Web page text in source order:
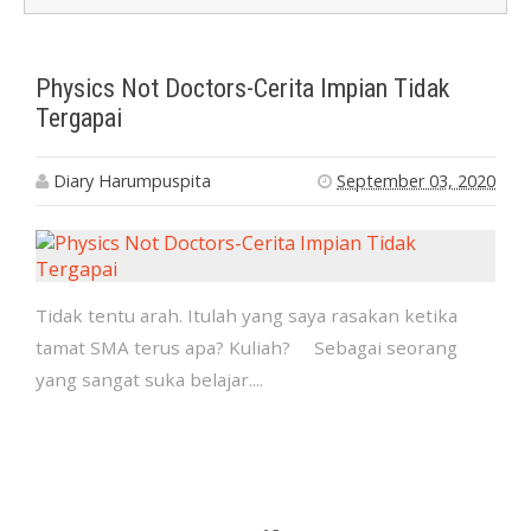
Physics Not Doctors-Cerita Impian Tidak
Tergapai
Diary Harumpuspita September 03, 2020
Tidak tentu arah. Itulah yang saya rasakan ketika
tamat SMA terus apa? Kuliah? Sebagai seorang
yang sangat suka belajar....